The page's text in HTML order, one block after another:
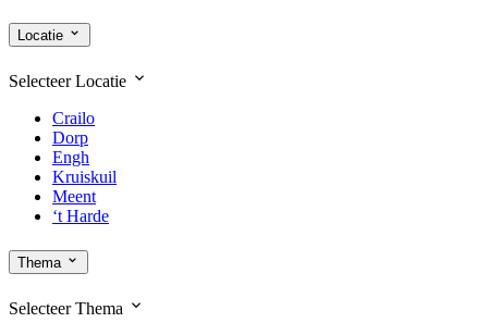
Locatie
SelecteerLocatie
Crailo
Dorp
Engh
Kruiskuil
Meent
‘t Harde
Thema
SelecteerThema